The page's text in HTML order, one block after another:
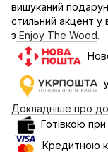
вишуканий
стильний акцент у
з Enjoy The Wood.
Докладніше про
Готівкою
Кредитною